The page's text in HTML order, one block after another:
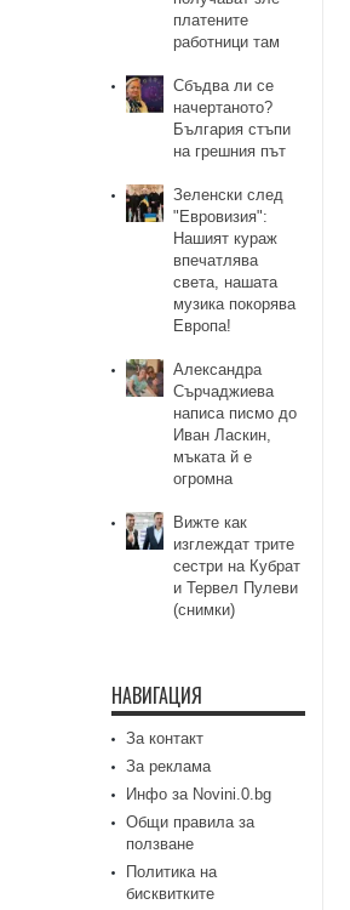
платените
работници там
Сбъдва ли се
начертаното?
България стъпи
на грешния път
Зеленски след
"Евровизия":
Нашият кураж
впечатлява
света, нашата
музика покорява
Европа!
Александра
Сърчаджиева
написа писмо до
Иван Ласкин,
мъката й е
огромна
Вижте как
изглеждат трите
сестри на Кубрат
и Тервел Пулеви
(снимки)
НАВИГАЦИЯ
За контакт
За реклама
Инфо за Novini.0.bg
Общи правила за
ползване
Политика на
бисквитките